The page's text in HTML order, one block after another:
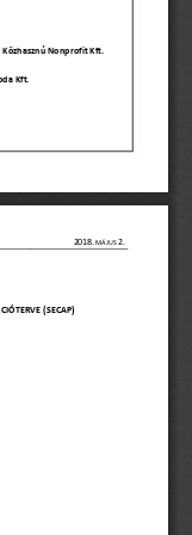
Közhasznú Nonprofit Kft.
Kft.
2018.MÁJUS 2.
E (SECAP)